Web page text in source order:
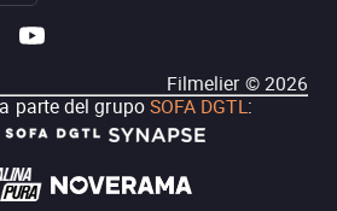
Filmelier ©2026
parte del grupoSOFA DGTL: